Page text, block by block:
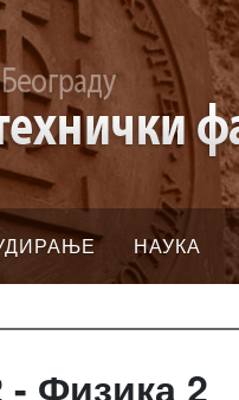
НАУКА
Физика 2